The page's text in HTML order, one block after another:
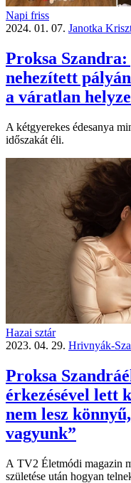
Napi friss
2024. 01. 07. Janotka
Proksa
nehezített
a váratlan
A kétgyerekes édesanya
időszakát éli.
Hazai sztár
2023. 04. 29. Hrivnyák-
Proksa
érkezésével lett
nem lesz
vagyunk”
A TV2 Életmódi magazin
születése után hogyan